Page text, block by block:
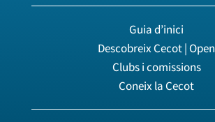
Guia d’inici
Descobreix Cecot | Open
Clubs i comissions
Coneix la Cecot